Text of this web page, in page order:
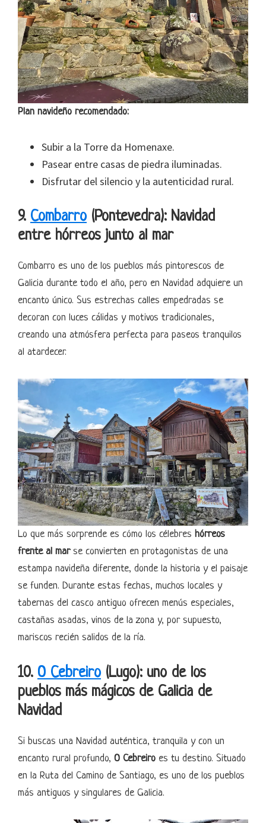
Plan navideño recomendado:
Subir a la Torre da Homenaxe.
Pasear entre casas de piedra iluminadas.
Disfrutar del silencio y la autenticidad rural.
9. Combarro(Pontevedra): Navidad
entre hórreos junto al mar
Combarro es uno de los pueblos más pintorescos de
Galicia durante todo el año, pero en Navidad adquiere un
encanto único. Sus estrechas calles empedradas se
decoran con luces cálidas y motivos tradicionales,
creando una atmósfera perfecta para paseos tranquilos
al atardecer.
Lo que más sorprende es cómo los célebres hórreos
frente al marse convierten en protagonistas de una
estampa navideña diferente, donde la historia y el paisaje
se funden. Durante estas fechas, muchos locales y
tabernas del casco antiguo ofrecen menús especiales,
castañas asadas, vinos de la zona y, por supuesto,
mariscos recién salidos de la ría.
10. O Cebreiro(Lugo): uno de los
pueblos más mágicos de Galicia de
Navidad
Si buscas una Navidad auténtica, tranquila y con un
encanto rural profundo, O Cebreiro es tu destino. Situado
en la Ruta del Camino de Santiago, es uno de los pueblos
más antiguos y singulares de Galicia.